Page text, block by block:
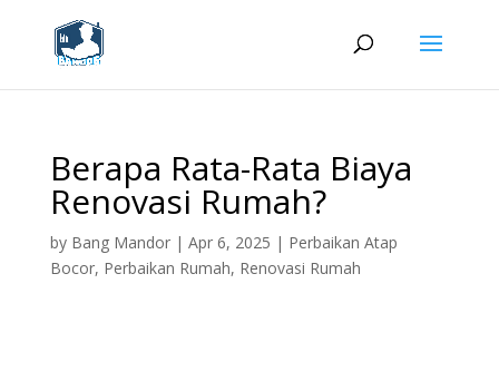
Berapa Rata-Rata Biaya
Renovasi Rumah?
by Bang Mandor| Apr 6, 2025 | Perbaikan Atap
Bocor, Perbaikan Rumah, Renovasi Rumah